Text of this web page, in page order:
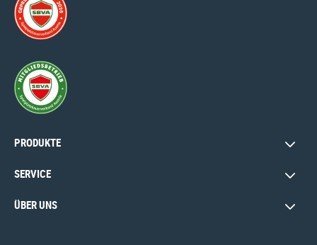
PRODUKTE
SERVICE
ÜBER UNS